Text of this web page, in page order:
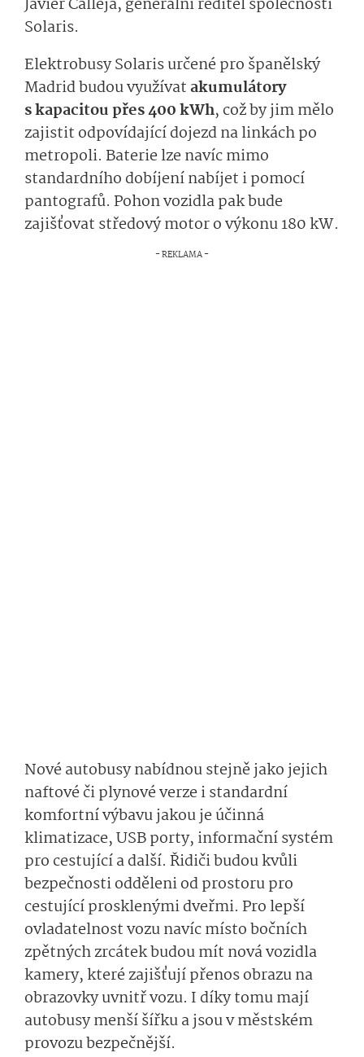
Javier Calleja, generální ředitel společnosti
Solaris.
Elektrobusy Solaris určené pro španělský
Madrid budou využívatakumulátory
s kapacitou přes 400 kWh, což by jim mělo
zajistit odpovídající dojezd na linkách po
metropoli. Baterie lze navíc mimo
standardního dobíjení nabíjet i pomocí
pantografů. Pohon vozidla pak bude
zajišťovat středový motor o výkonu 180 kW.
Nové autobusy nabídnou stejně jako jejich
naftové či plynové verze i standardní
komfortní výbavu jakou je účinná
klimatizace, USB porty, informační systém
pro cestující a další. Řidiči budou kvůli
bezpečnosti odděleni od prostoru pro
cestující prosklenými dveřmi. Pro lepší
ovladatelnost vozu navíc místo bočních
zpětných zrcátek budou mít nová vozidla
kamery, které zajišťují přenos obrazu na
obrazovky uvnitř vozu. I díky tomu mají
autobusy menší šířku a jsou v městském
provozu bezpečnější.